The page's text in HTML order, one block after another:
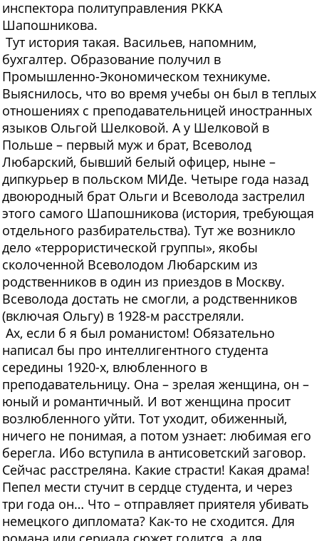
инспектора политуправления РККА
Шапошникова.
Тут история такая. Васильев, напомним,
бухгалтер. Образование получил в
Промышленно-Экономическом техникуме.
Выяснилось, что во время учебы он был в теплых
отношениях с преподавательницей иностранных
языков Ольгой Шелковой. А у Шелковой в
Польше – первый муж и брат, Всеволод
Любарский, бывший белый офицер, ныне –
дипкурьер в польском МИДе. Четыре года назад
двоюродный брат Ольги и Всеволода застрелил
этого самого Шапошникова (история, требующая
отдельного разбирательства). Тут же возникло
дело «террористической группы», якобы
сколоченной Всеволодом Любарским из
родственников в один из приездов в Москву.
Всеволода достать не смогли, а родственников
(включая Ольгу) в 1928-м расстреляли.
Ах, если б я был романистом! Обязательно
написал бы про интеллигентного студента
середины 1920-х, влюбленного в
преподавательницу. Она – зрелая женщина, он –
юный и романтичный. И вот женщина просит
возлюбленного уйти. Тот уходит, обиженный,
ничего не понимая, а потом узнает: любимая его
берегла. Ибо вступила в антисоветский заговор.
Сейчас расстреляна. Какие страсти! Какая драма!
Пепел мести стучит в сердце студента, и через
три года он… Что – отправляет приятеля убивать
немецкого дипломата? Как-то не сходится. Для